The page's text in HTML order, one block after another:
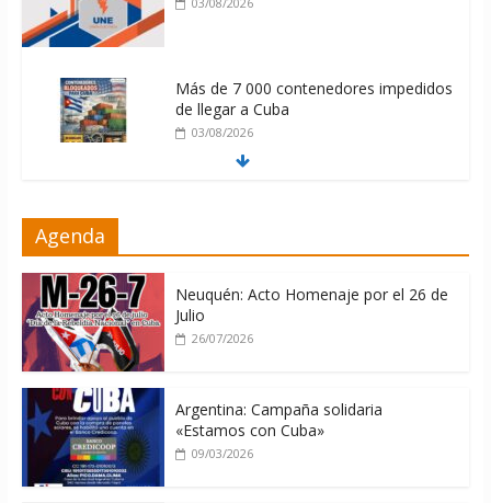
Más de 7 000 contenedores impedidos
de llegar a Cuba
03/08/2026
04/08/2026
Agenda
Neuquén: Acto Homenaje por el 26 de
Julio
26/07/2026
Argentina: Campaña solidaria
«Estamos con Cuba»
09/03/2026